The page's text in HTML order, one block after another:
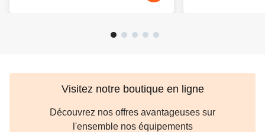
Visitez notre boutique en ligne
Découvrez nos offres avantageuses sur
l'ensemble nos équipements